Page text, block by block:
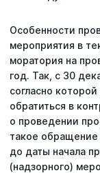
Особенности
мероприятия в
моратория на
год. Так, с 30
согласно
обратиться в
о проведении
такое обращение
до даты начала
(надзорного)